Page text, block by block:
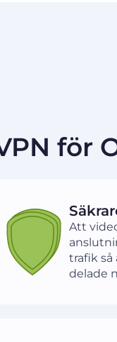
för
Att
trafik så
delade